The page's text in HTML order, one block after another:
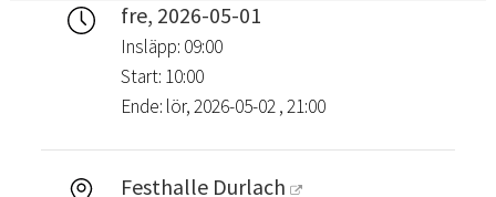
fre, 2026-05-01
Insläpp: 09:00
Start: 10:00
Ende: lör, 2026-05-02 , 21:00
Festhalle Durlach